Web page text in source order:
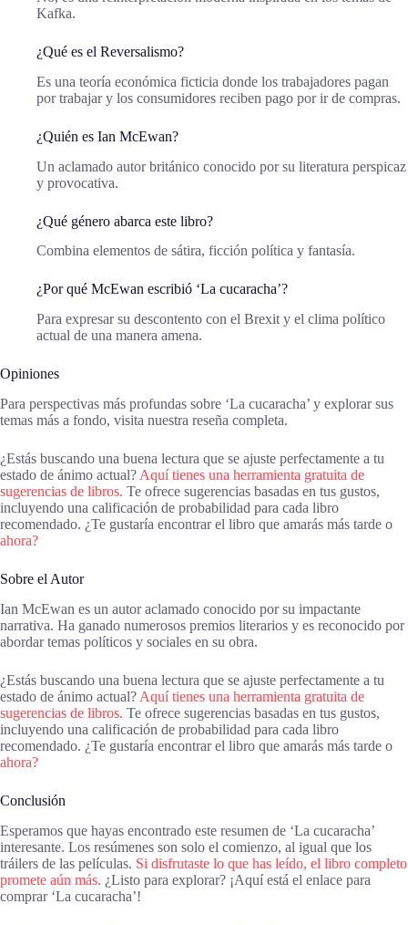
Kafka.
¿Qué es el Reversalismo?
Es una teoría económica ficticia donde los trabajadores pagan
por trabajar y los consumidores reciben pago por ir de compras.
¿Quién es Ian McEwan?
Un aclamado autor británico conocido por su literatura perspicaz
y provocativa.
¿Qué género abarca este libro?
Combina elementos de sátira, ficción política y fantasía.
¿Por qué McEwan escribió ‘La cucaracha’?
Para expresar su descontento con el Brexit y el clima político
actual de una manera amena.
Opiniones
Para perspectivas más profundas sobre ‘La cucaracha’ y explorar sus
temas más a fondo, visita nuestra reseña completa.
¿Estás buscando una buena lectura que se ajuste perfectamente a tu
estado de ánimo actual? Aquí tienes una herramienta gratuita de
sugerencias de libros. Te ofrece sugerencias basadas en tus gustos,
incluyendo una calificación de probabilidad para cada libro
recomendado. ¿Te gustaría encontrar el libro que amarás más tarde o
ahora?
Sobre el Autor
Ian McEwan es un autor aclamado conocido por su impactante
narrativa. Ha ganado numerosos premios literarios y es reconocido por
abordar temas políticos y sociales en su obra.
¿Estás buscando una buena lectura que se ajuste perfectamente a tu
estado de ánimo actual? Aquí tienes una herramienta gratuita de
sugerencias de libros. Te ofrece sugerencias basadas en tus gustos,
incluyendo una calificación de probabilidad para cada libro
recomendado. ¿Te gustaría encontrar el libro que amarás más tarde o
ahora?
Conclusión
Esperamos que hayas encontrado este resumen de ‘La cucaracha’
interesante. Los resúmenes son solo el comienzo, al igual que los
tráilers de las películas. Si disfrutaste lo que has leído, el libro completo
promete aún más. ¿Listo para explorar? ¡Aquí está el enlace para
comprar ‘La cucaracha’!